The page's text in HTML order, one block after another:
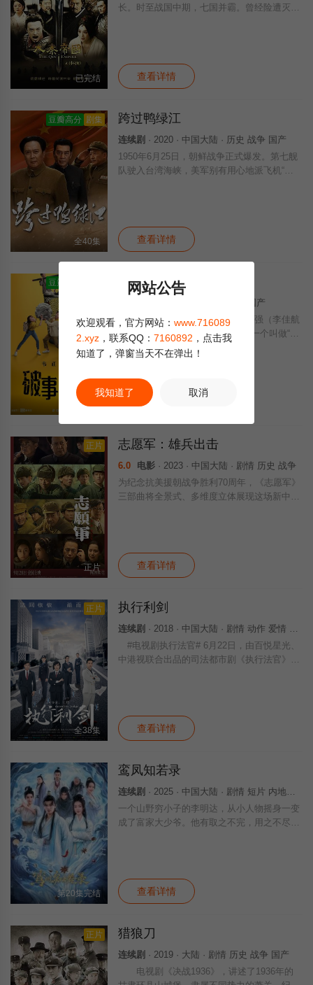
已完结
长。时至战国中期，七国并霸。曾经险遭灭国
查看详情
豆瓣高分 剧集
全40集
跨过鸭绿江
连续剧 · 2020 · 中国大陆 · 历史 战争 国产
1950年6月25日，朝鲜战争正式爆发。第七舰
队驶入台湾海峡，美军别有用心地派飞机“误
查看详情
豆瓣高分
全24集
破事精英
· 2022 · 中国大陆 · 喜剧 国产
在公司基层工作了十年的老实人胡强（李佳航
饰）忽然获得“升职”机会，被调去一个叫做“破
事部”的小部门当经理。他的下属各个奇葩，
刺头程序员欧阳莫菲（成果 饰）、鸡血销售
查看详情
正片
正片
志愿军：雄兵出击
6.0 电影 · 2023 · 中国大陆 · 剧情 历史 战争
为纪念抗美援朝战争胜利70周年，《志愿军》
三部曲将全景式、多维度立体展现这场新中国
查看详情
正片
全38集
执行利剑
连续剧 · 2018 · 中国大陆 · 剧情 动作 爱情 悬疑 犯罪 国产
#电视剧执行法官# 6月22日，由百悦星光、
中港视联合出品的司法都市剧《执行法官》在
查看详情
第20集完结
鸾凤知若录
连续剧 · 2025 · 中国大陆 · 剧情 短片 内地剧 国产
一个山野穷小子的李明达，从小人物摇身一变
成了富家大少爷。他有取之不完，用之不尽的
查看详情
正片 猎狼刀
连续剧 · 2019 · 大陆 · 剧情 历史 战争 国产
电视剧《决战1936》，讲述了1936年的
网站公告
欢迎观看，官方网站： www.716089
2.xyz ，联系QQ： 7160892 ，点击我
知道了，弹窗当天不在弹出！
我知道了 取消